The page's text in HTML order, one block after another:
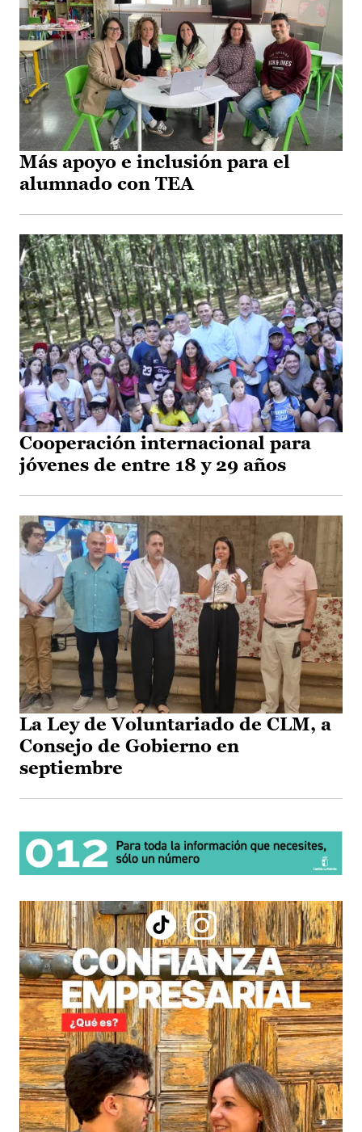
Más apoyo e inclusión para el
alumnado con TEA
Cooperación internacional para
jóvenes de entre 18 y 29 años
La Ley de Voluntariado de CLM, a
Consejo de Gobierno en
septiembre